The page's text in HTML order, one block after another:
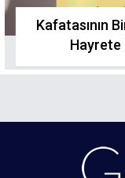
Kafatasının
Hayrete